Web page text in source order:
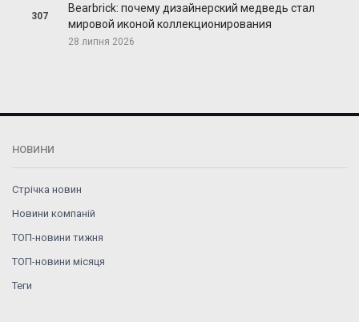
307
Bearbrick: почему дизайнерский медведь стал
мировой иконой коллекционирования
28 липня 2026
НОВИНИ
Стрічка новин
Новини компаній
ТОП-новини тижня
ТОП-новини місяця
Теги